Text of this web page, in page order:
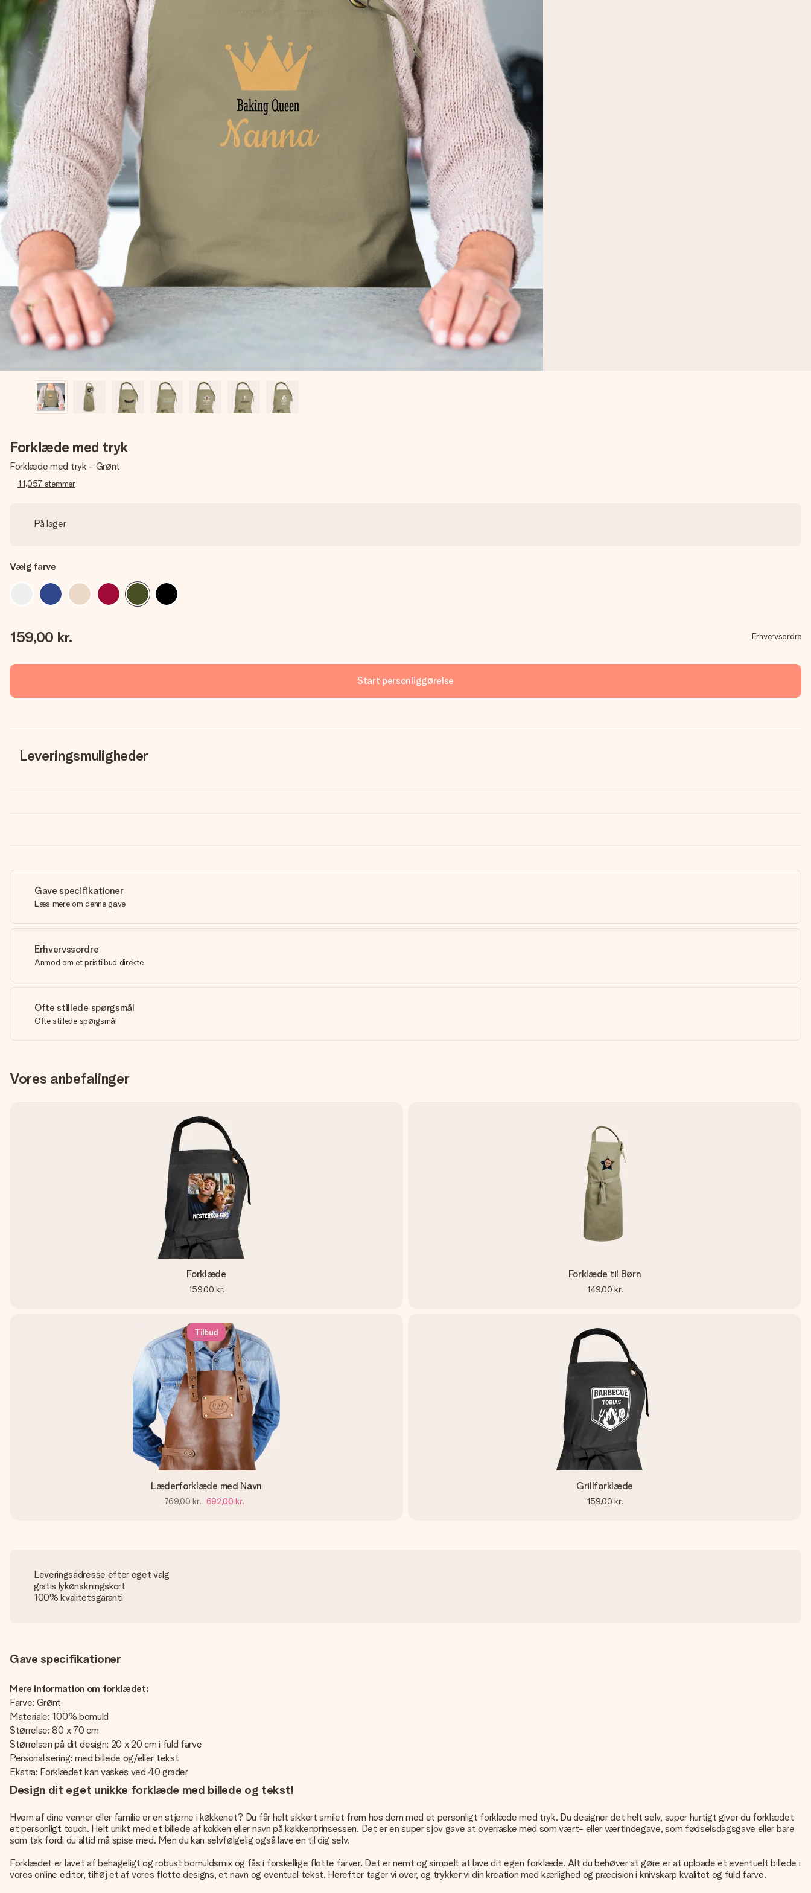
Forklæde med tryk
Forklæde med tryk - Grønt
11,057 stemmer
På lager
Vælg farve
159,00 kr. Erhvervsordre
Start personliggørelse
Leveringsmuligheder
Gave specifikationer
Læs mere om denne gave
Erhvervssordre
Anmod om et pristilbud direkte
Ofte stillede spørgsmål
Ofte stillede spørgsmål
Vores anbefalinger
Forklæde
159,00 kr.
Forklæde til Børn
149,00 kr.
Tilbud
Læderforklæde med Navn
769,00 kr. 692,00 kr.
Grillforklæde
159,00 kr.
Leveringsadresse efter eget valg
gratis lykønskningskort
100% kvalitetsgaranti
Gave specifikationer
Mere information om forklædet:
Farve: Grønt
Materiale: 100% bomuld
Størrelse: 80 x 70 cm
Størrelsen på dit design: 20 x 20 cm i fuld farve
Personalisering: med billede og/eller tekst
Ekstra: Forklædet kan vaskes ved 40 grader
Design dit eget unikke forklæde med billede og tekst!
Hvem af dine venner eller familie er en stjerne i køkkenet? Du får helt sikkert smilet frem hos dem med et personligt forklæde med tryk. Du designer det helt selv, super hurtigt giver du forklædet
et personligt touch. Helt unikt med et billede af kokken eller navn på køkkenprinsessen. Det er en super sjov gave at overraske med som vært- eller værtindegave, som fødselsdagsgave eller bare
som tak fordi du altid må spise med. Men du kan selvfølgelig også lave en til dig selv.
Forklædet er lavet af behageligt og robust bomuldsmix og fås i forskellige flotte farver. Det er nemt og simpelt at lave dit egen forklæde. Alt du behøver at gøre er at uploade et eventuelt billede i
vores online editor, tilføj et af vores flotte designs, et navn og eventuel tekst. Herefter tager vi over, og trykker vi din kreation med kærlighed og præcision i knivskarp kvalitet og fuld farve.